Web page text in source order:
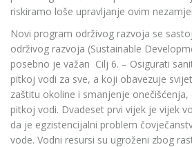
riskiramo loše upravljanje ovim
Novi program održivog razvoja se
održivog razvoja (Sustainable
posebno je važan Cilj 6. – Osigurati
pitkoj vodi za sve, a koji obavezuje
zaštitu okoline i smanjenje onečišćenja,
pitkoj vodi. Dvadeset prvi vijek je vijek
da je egzistencijalni problem
vode. Vodni resursi su ugroženi zbog